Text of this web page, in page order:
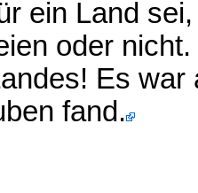
ein Land
oder
Es
fand.